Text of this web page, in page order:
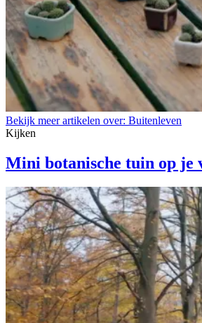
Bekijk meer artikelen over: Buitenleven
Kijken
Mini botanische tuin op je